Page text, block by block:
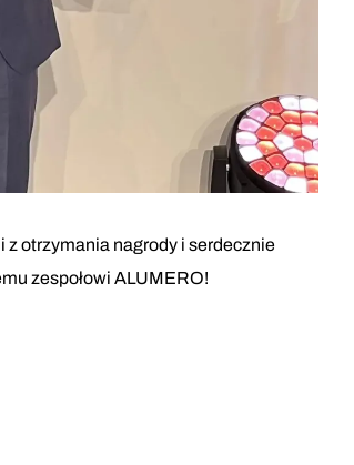
z otrzymania nagrody i serdecznie
zespołowi ALUMERO!